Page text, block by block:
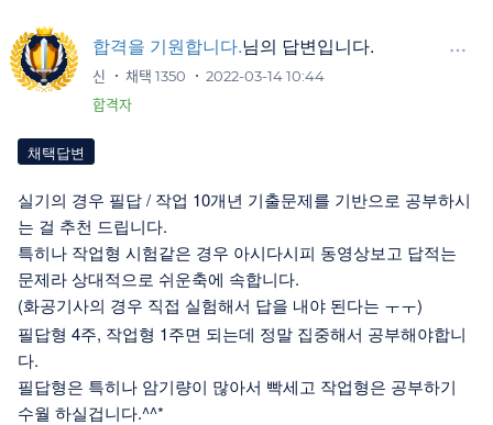
합격을 기원합니다.님의 답변입니다.
신 채택 1350
2022-03-14 10:44
합격자
채택답변
실기의 경우 필답 / 작업 10개년 기출문제를 기반으로 공부하시
는 걸 추천 드립니다.
특히나 작업형 시험같은 경우 아시다시피 동영상보고 답적는
문제라 상대적으로 쉬운축에 속합니다.
(화공기사의 경우 직접 실험해서 답을 내야 된다는 ㅜㅜ)
필답형 4주, 작업형 1주면 되는데 정말 집중해서 공부해야합니
다.
필답형은 특히나 암기량이 많아서 빡세고 작업형은 공부하기
수월 하실겁니다.^^*